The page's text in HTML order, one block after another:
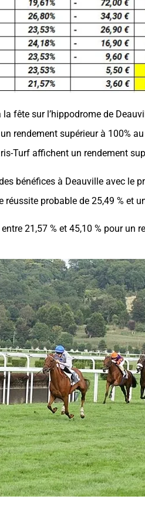
fête sur l’hippodrome de
rendement supérieur à 100%
Turf affichent un rendement
bénéfices à Deauville avec le
probable de 25,49 % et
21,57 % et 45,10 % pour un